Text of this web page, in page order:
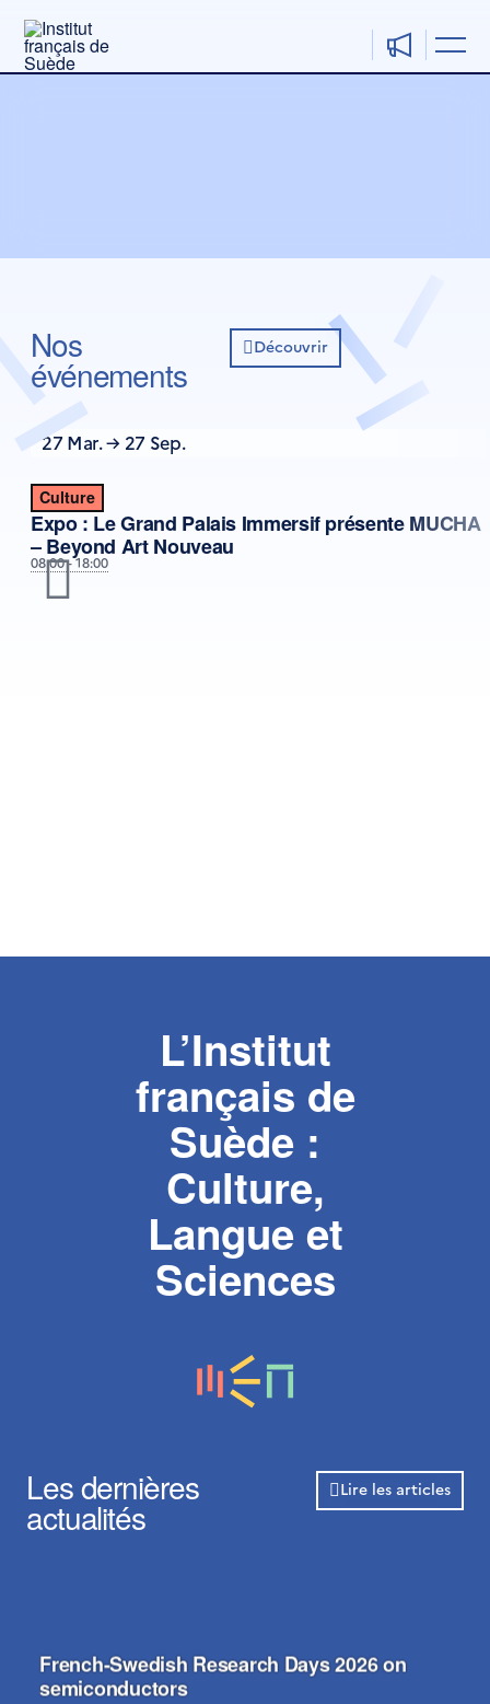
contenu
27 Mar. → 27 Sep.
Culture
Expo : Le Grand Palais Immersif présente MUCHA
– Beyond Art Nouveau
08:00 - 18:00
Nos
événements​
Découvrir
L’Institut
français de
Suède :
Culture,
Langue et
Sciences
Les dernières
actualités​
Lire les articles
French-Swedish Research Days 2026 on
semiconductors